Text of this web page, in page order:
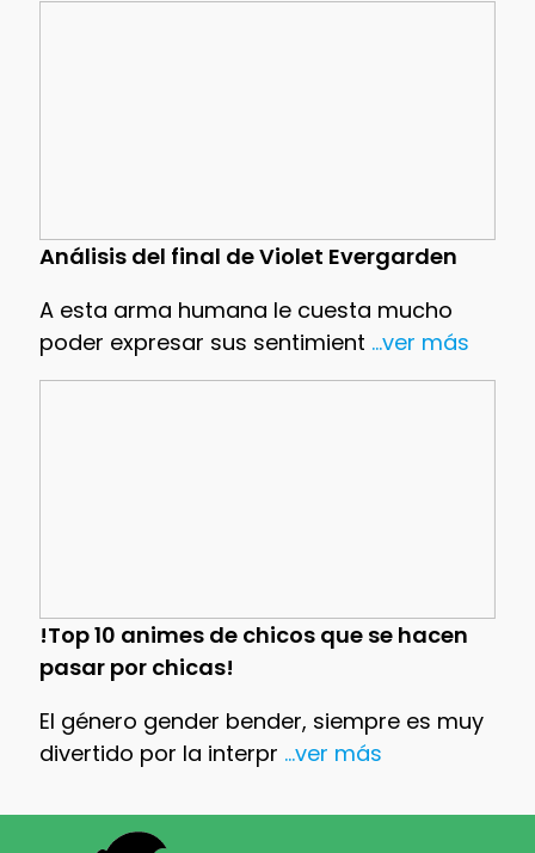
Análisis del final de Violet Evergarden
A esta arma humana le cuesta mucho
poder expresar sus sentimient ...ver más
!Top 10 animes de chicos que se hacen
pasar por chicas!
El género gender bender, siempre es muy
divertido por la interpr ...ver más